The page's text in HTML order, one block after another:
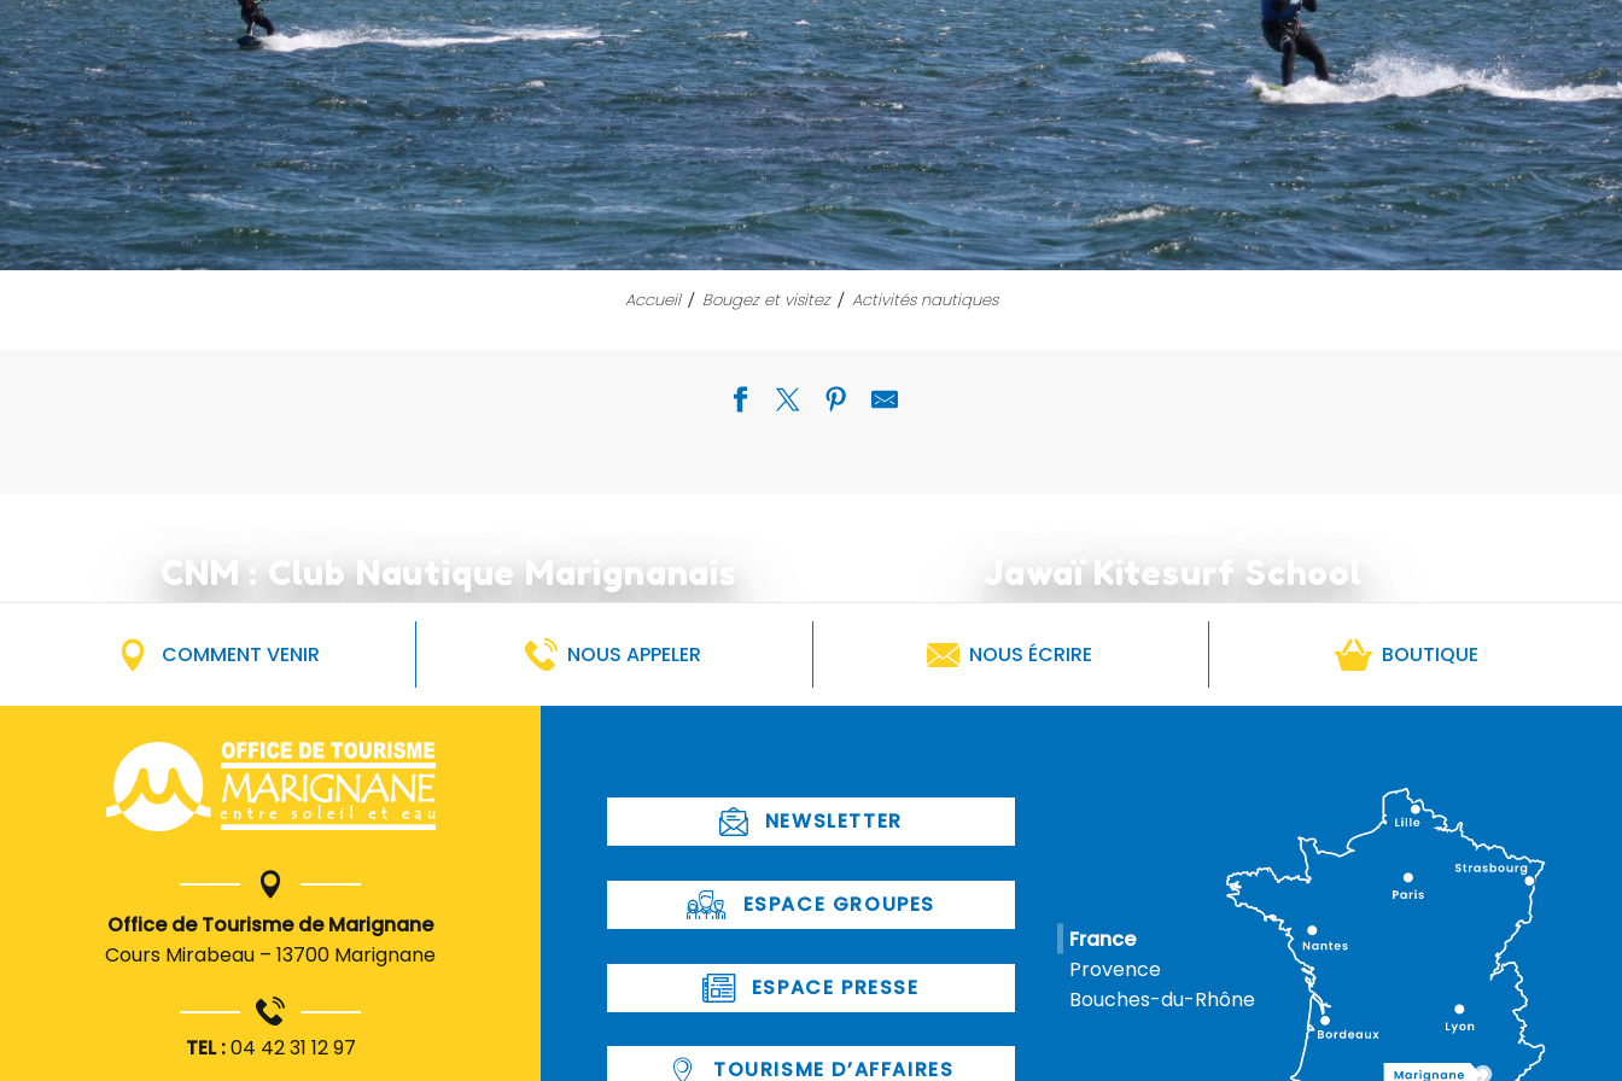
Accueil Bougez et visitez Activités nautiques
CNM : Club Nautique Marignanais Jawaï Kitesurf School
COMMENT VENIR NOUS APPELER NOUS ÉCRIRE BOUTIQUE
Office de Tourisme de Marignane
Cours Mirabeau – 13700 Marignane
TEL :04 42 31 12 97
NEWSLETTER
ESPACE GROUPES
ESPACE PRESSE
TOURISME D’AFFAIRES
France
Provence
Bouches-du-Rhône